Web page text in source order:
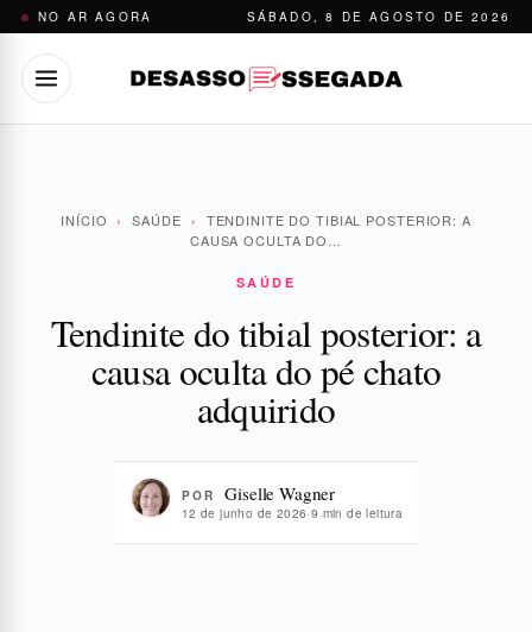
Pular
conteúdo
NO AR AGORA SÁBADO, 8 DE AGOSTO DE 2026
INÍCIO › SAÚDE ›
TENDINITE DO TIBIAL POSTERIOR: A
CAUSA OCULTA DO…
SAÚDE
Tendinite do tibial posterior: a
causa oculta do pé chato
adquirido
POR Giselle Wagner
12 de junho de 2026·9 min de leitura